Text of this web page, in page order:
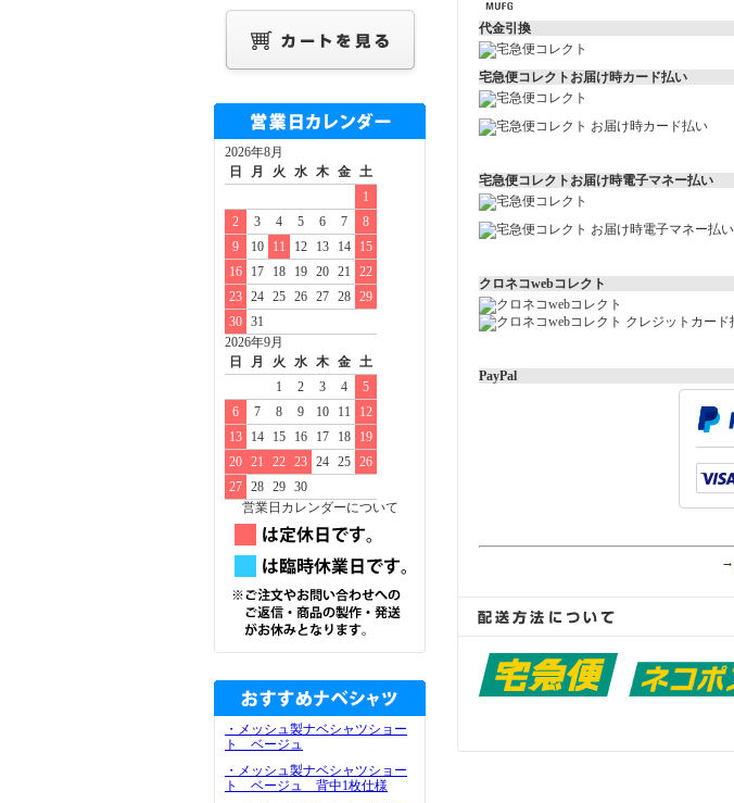
2026年8月
日
月 火 水 木 金 土
1
2
3 4 5 6 7
8
9
10 11 12 13 14
15
16
17 18 19 20 21
22
23 24 25 26 27 28 29
30 31
2026年9月
日
月 火 水 木 金 土
1
2 3 4
5
6
7 8 9 10 11
12
13
14 15 16 17 18
19
20 21 22 23 24 25 26
27 28 29 30
営業日カレンダーについて
・メッシュ製ナベシャツショー
ト ベージュ
・メッシュ製ナベシャツショー
ト ベージュ 背中1枚仕様
代金引換
宅急便コレクトお届け時カード払い
宅急便コレクトお届け時電子マネー払い
クロネコwebコレクト
PayPal
→